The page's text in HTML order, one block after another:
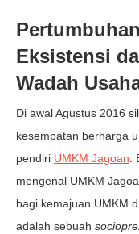
Eksistensi
Wadah
Di awal Agustus 2016
kesempatan berharga
pendiri UMKM Jagoan.
mengenal UMKM
bagi kemajuan UMKM
adalah sebuah